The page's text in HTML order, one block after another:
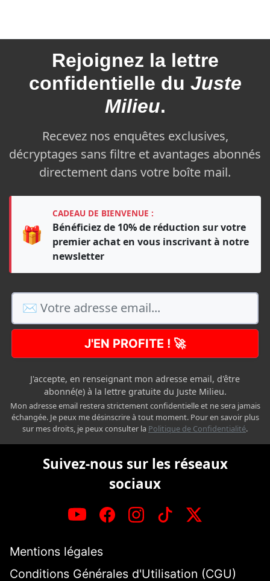
Rejoignez la lettre
confidentielle du Juste
Milieu.
Recevez nos enquêtes exclusives,
décryptages sans filtre et avantages abonnés
directement dans votre boîte mail.
🎁
CADEAU DE BIENVENUE :
Bénéficiez de 10% de réduction sur votre
premier achat en vous inscrivant à notre
newsletter
J'EN PROFITE ! 🚀
J'accepte, en renseignant mon adresse email, d'être
abonné(e) à la lettre gratuite du Juste Milieu.
Mon adresse email restera strictement confidentielle et ne sera jamais
échangée. Je peux me désinscrire à tout moment. Pour en savoir plus
sur mes droits, je peux consulter la Politique de Confidentialité.
Suivez-nous sur les réseaux
sociaux
Mentions légales
Conditions Générales d'Utilisation (CGU)